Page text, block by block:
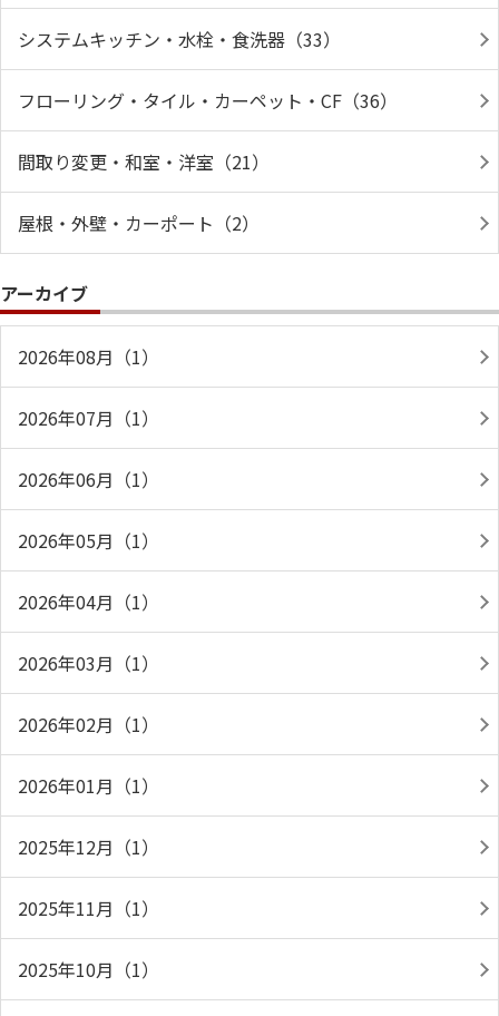
システムキッチン・水栓・食洗器（33）
フローリング・タイル・カーペット・CF（36）
間取り変更・和室・洋室（21）
屋根・外壁・カーポート（2）
アーカイブ
2026年08月（1）
2026年07月（1）
2026年06月（1）
2026年05月（1）
2026年04月（1）
2026年03月（1）
2026年02月（1）
2026年01月（1）
2025年12月（1）
2025年11月（1）
2025年10月（1）